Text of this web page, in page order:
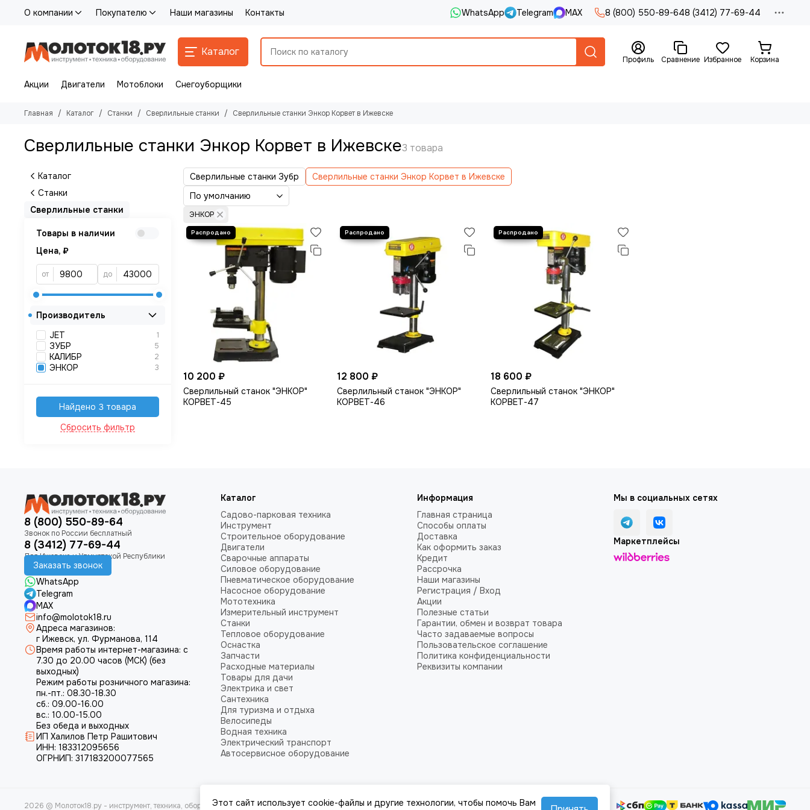
О компании Покупателю Наши магазины Контакты WhatsApp Telegram MAX 8 (800) 550-89-648 (3412) 77-69-44
Каталог
Профиль Сравнение Избранное Корзина
Акции Двигатели Мотоблоки Снегоуборщики
Главная Каталог Станки Сверлильные станки Сверлильные станки Энкор Корвет в Ижевске
Сверлильные станки Энкор Корвет в Ижевске
Сверлильные станки Зубр Сверлильные станки Энкор Корвет в Ижевске
ЭНКОР
10 200 ₽
Сверлильный станок "ЭНКОР"
КОРВЕТ-45
12 800 ₽
Сверлильный станок "ЭНКОР"
КОРВЕТ-46
18 600 ₽
Сверлильный станок "ЭНКОР"
КОРВЕТ-47
Каталог
Станки
Сверлильные станки
Товары в наличии
Цена, ₽
от до
Производитель
JET
1
ЗУБР 5
КАЛИБР 2
ЭНКОР 3
Найдено 3 товара
Сбросить фильтр
8 (800) 550-89-64
8 (3412) 77-69-44
Заказать звонок
WhatsApp
Telegram
MAX
info@molotok18.ru
Адреса магазинов:
г Ижевск, ул. Фурманова, 114
Время работы интернет-магазина: с
7.30 до 20.00 часов (МСК) (без
выходных)
Режим работы розничного магазина:
пн.-пт.: 08.30-18.30
сб.: 09.00-16.00
вс.: 10.00-15.00
Без обеда и выходных
ИП Халилов Петр Рашитович
ИНН: 183312095656
ОГРНИП: 317183200077565
Каталог
Садово-парковая техника
Инструмент
Строительное оборудование
Двигатели
Сварочные аппараты
Силовое оборудование
Пневматическое оборудование
Насосное оборудование
Мототехника
Измерительный инструмент
Станки
Тепловое оборудование
Оснастка
Запчасти
Расходные материалы
Товары для дачи
Электрика и свет
Сантехника
Для туризма и отдыха
Велосипеды
Водная техника
Электрический транспорт
Автосервисное оборудование
Информация
Главная страница
Способы оплаты
Доставка
Как оформить заказ
Кредит
Рассрочка
Наши магазины
Регистрация / Вход
Акции
Полезные статьи
Гарантии, обмен и возврат товара
Часто задаваемые вопросы
Пользовательское соглашение
Политика конфиденциальности
Реквизиты компании
Мы в социальных сетях
Маркетплейсы
2026 © Молоток18.ру - инструмент, техника, оборудование.Карта сайта
Этот сайт использует cookie-файлы и другие технологии, чтобы помочь Вам